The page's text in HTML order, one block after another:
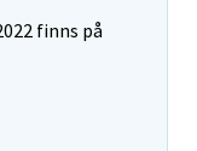
finns på